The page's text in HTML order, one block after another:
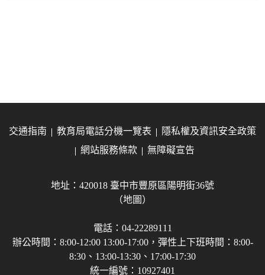
交通指南 教育局電話分機一覽表
隱私權及資訊安全政策
網站服務條款
無障礙宣告
地址：420018 臺中市豐原區陽明街36號
（地圖）
電話：04-22289111
辦公時間：8:00-12:00 13:00-17:00，彈性上下班時間：8:00-
8:30、13:00-13:30、17:00-17:30
統一編號：10927401